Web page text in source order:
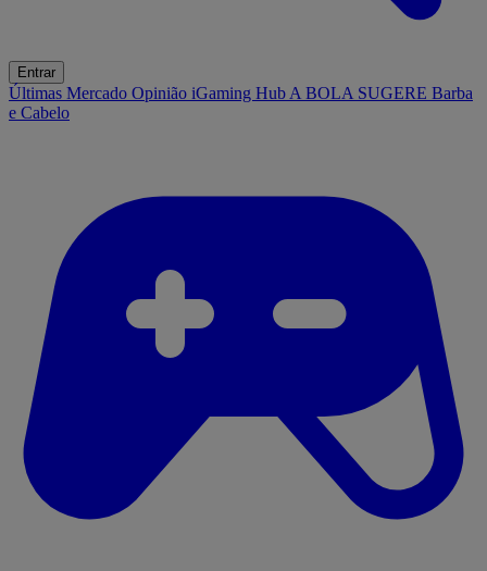
Entrar
Últimas Mercado Opinião iGaming Hub A BOLA SUGERE Barba
e Cabelo